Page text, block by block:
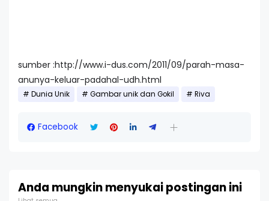
sumber :http://www.i-dus.com/2011/09/parah-masa-
anunya-keluar-padahal-udh.html
Dunia Unik Gambar unik dan Gokil Riva
Facebook
Anda mungkin menyukai postingan ini